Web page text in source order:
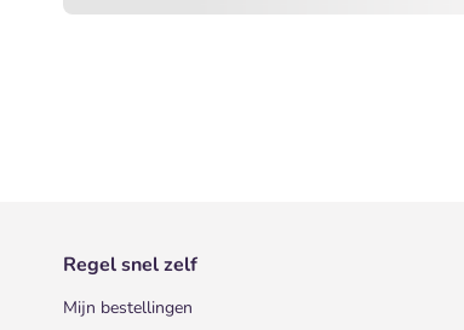
Regel snel zelf
Mijn bestellingen